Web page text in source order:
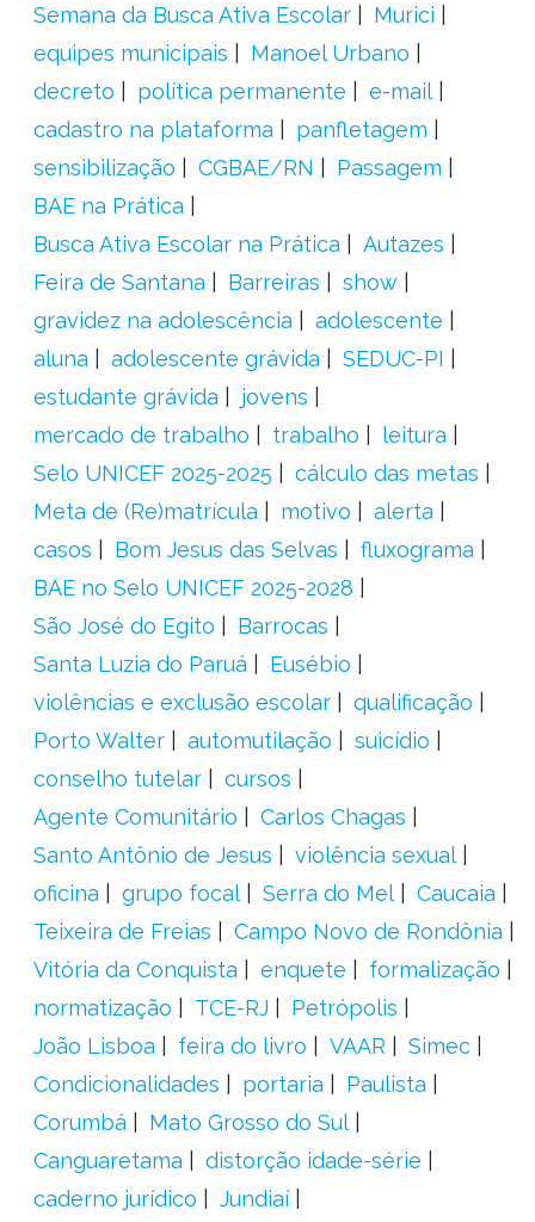
Semana da Busca Ativa Escolar
Murici
equipes municipais
Manoel Urbano
decreto
política permanente
e-mail
cadastro na plataforma
panfletagem
sensibilização
CGBAE/RN
Passagem
BAE na Prática
Busca Ativa Escolar na Prática
Autazes
Feira de Santana
Barreiras
show
gravidez na adolescência
adolescente
aluna
adolescente grávida
SEDUC-PI
estudante grávida
jovens
mercado de trabalho
trabalho
leitura
Selo UNICEF 2025-2025
cálculo das metas
Meta de (Re)matrícula
motivo
alerta
casos
Bom Jesus das Selvas
fluxograma
BAE no Selo UNICEF 2025-2028
São José do Egito
Barrocas
Santa Luzia do Paruá
Eusébio
violências e exclusão escolar
qualificação
Porto Walter
automutilação
suicídio
conselho tutelar
cursos
Agente Comunitário
Carlos Chagas
Santo Antônio de Jesus
violência sexual
oficina
grupo focal Serra do Mel
Caucaia
Teixeira de Freias
Campo Novo de Rondônia
Vitória da Conquista
enquete
formalização
normatização
TCE-RJ
Petrópolis
João Lisboa
feira do livro VAAR
Simec
Condicionalidades
portaria
Paulista
Corumbá
Mato Grosso do Sul
Canguaretama
distorção idade-série
caderno jurídico
Jundiaí